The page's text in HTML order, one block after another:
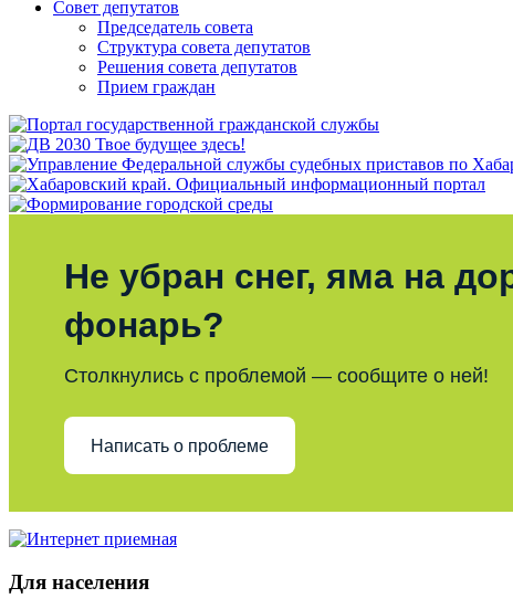
Совет депутатов
Председатель совета
Структура совета депутатов
Решения совета депутатов
Прием граждан
Не убран снег, яма на
фонарь?
Столкнулись с проблемой — сообщите о ней!
Написать о проблеме
Для населения